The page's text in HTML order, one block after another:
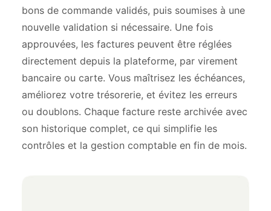
bons de commande validés, puis soumises à une
nouvelle validation si nécessaire. Une fois
approuvées, les factures peuvent être réglées
directement depuis la plateforme, par virement
bancaire ou carte. Vous maîtrisez les échéances,
améliorez votre trésorerie, et évitez les erreurs
ou doublons. Chaque facture reste archivée avec
son historique complet, ce qui simplifie les
contrôles et la gestion comptable en fin de mois.